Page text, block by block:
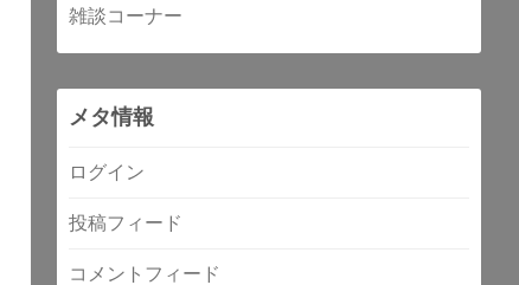
雑談コーナー
メタ情報
ログイン
投稿フィード
コメントフィード